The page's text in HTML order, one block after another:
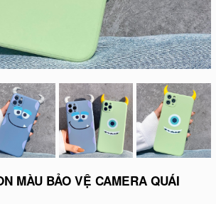
MÀU BẢO VỆ CAMERA QUÁI